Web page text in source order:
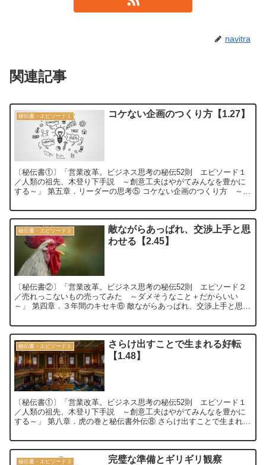
navitra
関連記事
秘伝書・エピソード１ コケない企画のつくり方【1.27】
〔秘伝書①〕「営業改革。ビジネス思考の秘伝52則 エピソード１
／人類の祖先、木登り下手説 ～創意工夫はやがてみんなを豊かに
する～」 第五章．リーダーの思考⑤ コケない企画のつくり方 ～企
秘伝書・エピソード２
敵ながらあっぱれ、交渉上手と思
わせる【2.45】
〔秘伝書②〕「営業改革。ビジネス思考の秘伝52則 エピソード２
／売れっこないもの売ってみた ～ダメそうなこと＋だからいい
～」 第四章．３年間のキセキ⑥ 敵ながらあっぱれ、交渉上手と思わ
秘伝書・エピソード１
さらけ出すことで生まれる好転
【1.48】
〔秘伝書①〕「営業改革。ビジネス思考の秘伝52則 エピソード１
／人類の祖先、木登り下手説 ～創意工夫はやがてみんなを豊かに
する～」 第八章．虎の巻と秘伝書外伝⑧ さらけ出すことで生まれる
秘伝書・エピソード２
完璧な準備とギリギリ観察